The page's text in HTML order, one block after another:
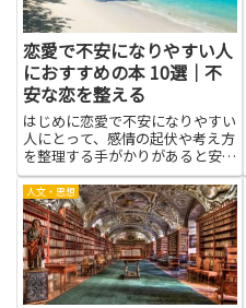
恋愛で不安になりやすい人
におすすめの本 10選｜不
安な恋を整える
はじめに恋愛で不安になりやすい
人にとって、感情の起伏や考え方
を整理する手がかりがあると安心
感が違います。本を通して自分の
不安の原因や思考のクセ、相手と
のやり取りで生じる誤解の傾向を
知れば、感情を落ち着ける具体的
な方法や伝え方の選択肢が広が
り...
人文・思想